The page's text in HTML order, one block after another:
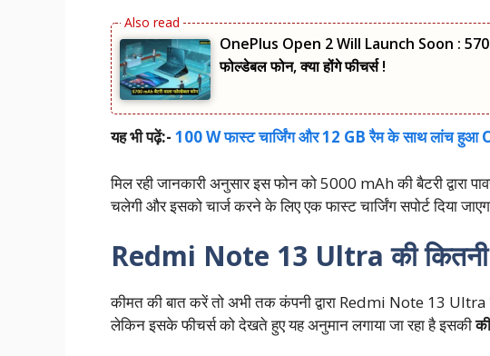
OnePlus Open 2 Will Launch Soon :
फोल्डेबल फोन, क्या होंगे फीचर्स !
यह भी पढ़ें:- 100 W फास्ट चार्जिंग और 12 GB रैम के साथ लांच
मिल रही जानकारी अनुसार इस फोन को 5000 mAh की बैटरी द्वारा
चलेगी और इसको चार्ज करने के लिए एक फास्ट चार्जिंग सपोर्ट दिया
Redmi Note 13 Ultra की कितनी
कीमत की बात करें तो अभी तक कंपनी द्वारा Redmi Note 13 Ultra
लेकिन इसके फीचर्स को देखते हुए यह अनुमान लगाया जा रहा है इसकी